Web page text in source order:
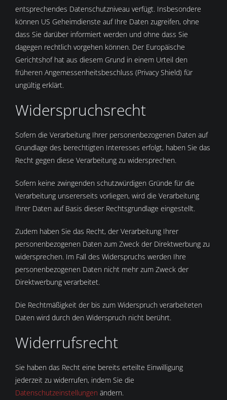
entsprechendes Datenschutzniveau verfügt. Insbesondere
können US Geheimdienste auf Ihre Daten zugreifen, ohne
dass Sie darüber informiert werden und ohne dass Sie
dagegen rechtlich vorgehen können. Der Europäische
Gerichtshof hat aus diesem Grund in einem Urteil den
früheren Angemessenheitsbeschluss (Privacy Shield) für
ungültig erklärt.
Widerspruchsrecht
Sofern die Verarbeitung Ihrer personenbezogenen Daten auf
Grundlage des berechtigten Interesses erfolgt, haben Sie das
Recht gegen diese Verarbeitung zu widersprechen.
Sofern keine zwingenden schutzwürdigen Gründe für die
Verarbeitung unsererseits vorliegen, wird die Verarbeitung
Ihrer Daten auf Basis dieser Rechtsgrundlage eingestellt.
Zudem haben Sie das Recht, der Verarbeitung Ihrer
personenbezogenen Daten zum Zweck der Direktwerbung zu
widersprechen. Im Fall des Widerspruchs werden Ihre
personenbezogenen Daten nicht mehr zum Zweck der
Direktwerbung verarbeitet.
Die Rechtmäßigkeit der bis zum Widerspruch verarbeiteten
Daten wird durch den Widerspruch nicht berührt.
Widerrufsrecht
Sie haben das Recht eine bereits erteilte Einwilligung
jederzeit zu widerrufen, indem Sie die
Datenschutzeinstellungen ändern.